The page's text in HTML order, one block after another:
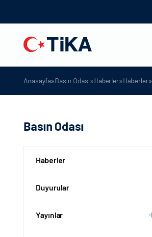
Anasayfa»Basın Odası»Haberler»Haberler»
Basın Odası
Haberler
Duyurular
Yayınlar